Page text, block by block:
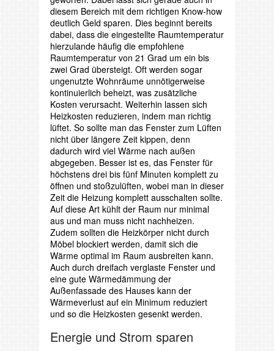
diesem Bereich mit dem richtigen Know-how
deutlich Geld sparen. Dies beginnt bereits
dabei, dass die eingestellte Raumtemperatur
hierzulande häufig die empfohlene
Raumtemperatur von 21 Grad um ein bis
zwei Grad übersteigt. Oft werden sogar
ungenutzte Wohnräume unnötigerweise
kontinuierlich beheizt, was zusätzliche
Kosten verursacht. Weiterhin lassen sich
Heizkosten reduzieren, indem man richtig
lüftet. So sollte man das Fenster zum Lüften
nicht über längere Zeit kippen, denn
dadurch wird viel Wärme nach außen
abgegeben. Besser ist es, das Fenster für
höchstens drei bis fünf Minuten komplett zu
öffnen und stoßzulüften, wobei man in dieser
Zeit die Heizung komplett ausschalten sollte.
Auf diese Art kühlt der Raum nur minimal
aus und man muss nicht nachheizen.
Zudem sollten die Heizkörper nicht durch
Möbel blockiert werden, damit sich die
Wärme optimal im Raum ausbreiten kann.
Auch durch dreifach verglaste Fenster und
eine gute Wärmedämmung der
Außenfassade des Hauses kann der
Wärmeverlust auf ein Minimum reduziert
und so die Heizkosten gesenkt werden.
Energie und Strom sparen